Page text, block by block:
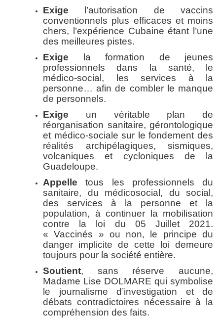
Exige l’autorisation de vaccins
conventionnels plus efficaces et moins
chers, l’expérience Cubaine étant l’une
des meilleures pistes.
Exige la formation de jeunes
professionnels dans la santé, le
médico-social, les services à la
personne… afin de combler le manque
de personnels.
Exige un véritable plan de
réorganisation sanitaire, gérontologique
et médico-sociale sur le fondement des
réalités archipélagiques, sismiques,
volcaniques et cycloniques de la
Guadeloupe.
Appelle tous les professionnels du
sanitaire, du médicosocial, du social,
des services à la personne et la
population, à continuer la mobilisation
contre la loi du 05 Juillet 2021.
« Vaccinés » ou non, le principe du
danger implicite de cette loi demeure
toujours pour la société entière.
Soutient, sans réserve aucune,
Madame Lise DOLMARE qui symbolise
le journalisme d’investigation et de
débats contradictoires nécessaire à la
compréhension des faits.